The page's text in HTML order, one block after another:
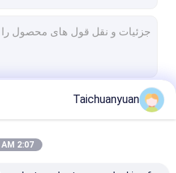
Taichuanyuan
2:07 AM